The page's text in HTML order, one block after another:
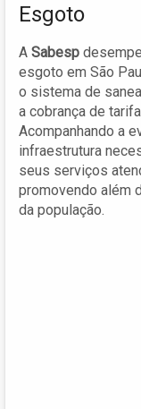
Esgoto
A Sabesp
esgoto em São
o sistema de
a cobrança de
Acompanhando a
infraestrutura
seus serviços
promovendo além
da população.